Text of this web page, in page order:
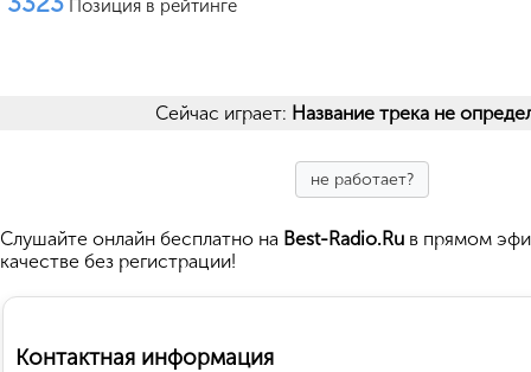
Позиция в рейтинге
Сейчас играет: Название трека не
не работает?
Cлушайте онлайн бесплатно на Best-Radio.Ru в прямом
качестве без регистрации!
Контактная информация